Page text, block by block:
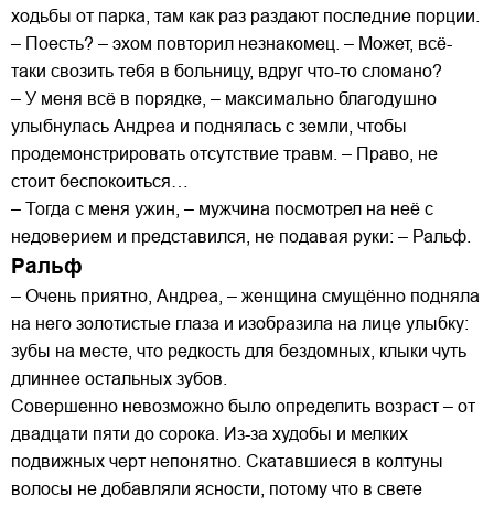
ходьбы от парка, там как раз раздают последние порции.
– Поесть? – эхом повторил незнакомец. – Может, всё-
таки свозить тебя в больницу, вдруг что-то сломано?
– У меня всё в порядке, – максимально благодушно
улыбнулась Андреа и поднялась с земли, чтобы
продемонстрировать отсутствие травм. – Право, не
стоит беспокоиться…
– Тогда с меня ужин, – мужчина посмотрел на неё с
недоверием и представился, не подавая руки: – Ральф.
Ральф
– Очень приятно, Андреа, – женщина смущённо подняла
на него золотистые глаза и изобразила на лице улыбку:
зубы на месте, что редкость для бездомных, клыки чуть
длиннее остальных зубов.
Совершенно невозможно было определить возраст – от
двадцати пяти до сорока. Из-за худобы и мелких
подвижных черт непонятно. Скатавшиеся в колтуны
волосы не добавляли ясности, потому что в свете